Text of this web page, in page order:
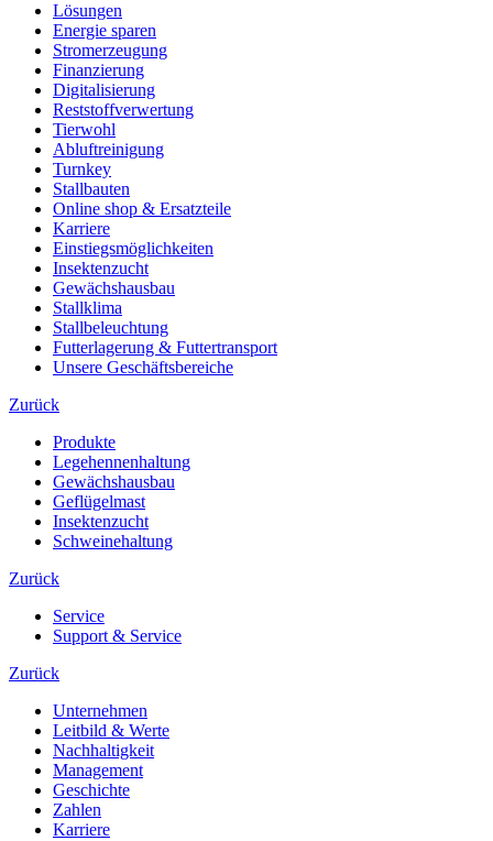
Lösungen
Energie sparen
Stromerzeugung
Finanzierung
Digitalisierung
Reststoffverwertung
Tierwohl
Abluftreinigung
Turnkey
Stallbauten
Online shop & Ersatzteile
Karriere
Einstiegsmöglichkeiten
Insektenzucht
Gewächshausbau
Stallklima
Stallbeleuchtung
Futterlagerung & Futtertransport
Unsere Geschäftsbereiche
Zurück
Produkte
Legehennenhaltung
Gewächshausbau
Geflügelmast
Insektenzucht
Schweinehaltung
Zurück
Service
Support & Service
Zurück
Unternehmen
Leitbild & Werte
Nachhaltigkeit
Management
Geschichte
Zahlen
Karriere